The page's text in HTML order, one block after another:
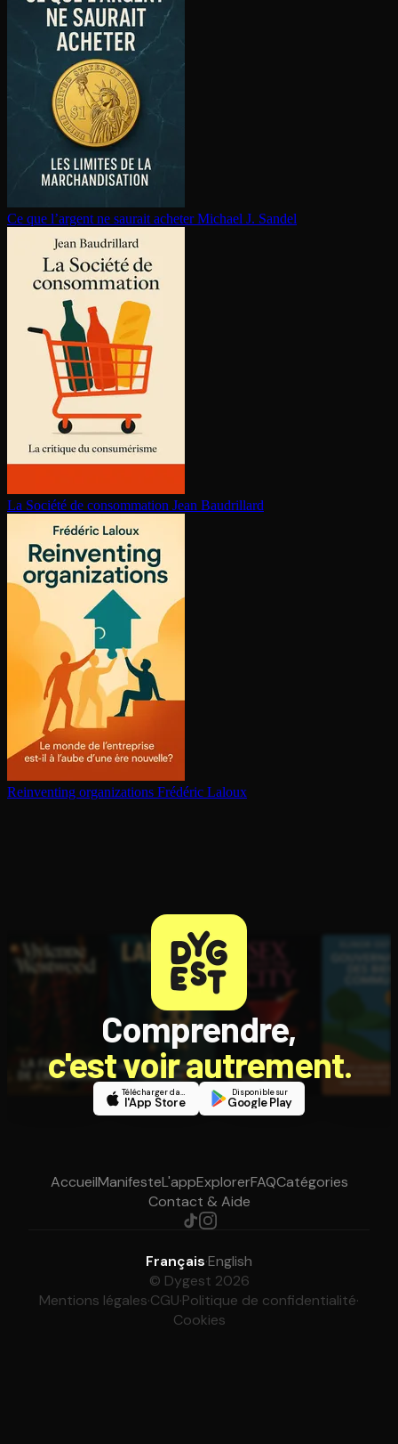
Ce que l’argent ne saurait acheter Michael J. Sandel
La Société de consom­ma­tion Jean Baudrillard
Reinventing or­ga­ni­za­tions Frédéric Laloux
Comprendre,
c'est voir autrement.
Télécharger dans
l'App Store
Disponible sur
Google Play
AccueilManifesteL'appExplorerFAQCatégories
Contact & Aide
Français·English
© Dygest 2026
Mentions légales·CGU·Politique de confidentialité·
Cookies